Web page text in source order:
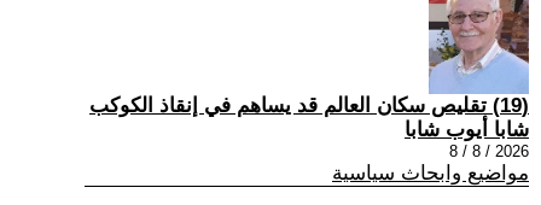
(19) تقليص سكان العالم قد يساهم في إنقاذ الكوكب
شابا أيوب شابا
2026 / 8 / 8
مواضيع وابحاث سياسية